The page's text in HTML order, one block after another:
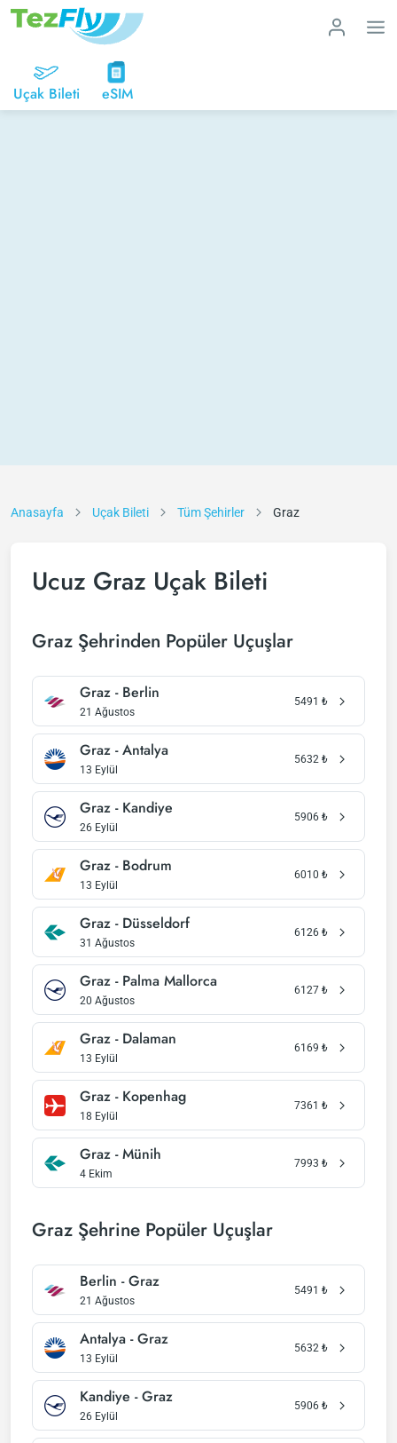
Uçak Bileti eSIM
Anasayfa Uçak Bileti Tüm Şehirler Graz
Ucuz Graz Uçak Bileti
Graz Şehrinden Popüler Uçuşlar
Graz - Berlin
21 Ağustos
5491 ₺
Graz - Antalya
13 Eylül
5632 ₺
Graz - Kandiye
26 Eylül
5906 ₺
Graz - Bodrum
13 Eylül
6010 ₺
Graz - Düsseldorf
31 Ağustos
6126 ₺
Graz - Palma Mallorca
20 Ağustos
6127 ₺
Graz - Dalaman
13 Eylül
6169 ₺
Graz - Kopenhag
18 Eylül
7361 ₺
Graz - Münih
4 Ekim
7993 ₺
Graz Şehrine Popüler Uçuşlar
Berlin - Graz
21 Ağustos
5491 ₺
Antalya - Graz
13 Eylül
5632 ₺
Kandiye - Graz
26 Eylül
5906 ₺